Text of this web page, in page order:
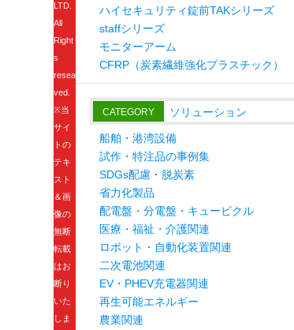
ハイセキュリティ錠前TAKシリーズ
staffシリーズ
モニターアーム
CFRP（炭素繊維強化プラスチック）
CATEGORY ソリューション
船舶・港湾設備
試作・特注品の事例集
SDGs配慮・脱炭素
省力化製品
配電盤・分電盤・キュービクル
医療・福祉・介護関連
ロボット・自動化装置関連
二次電池関連
EV・PHEV充電器関連
再生可能エネルギー
農業関連
LTD.
All
Right
s
resea
ved.
※当
サイ
トの
テキ
スト
＆画
像の
無断
転載
はお
断り
いた
しま